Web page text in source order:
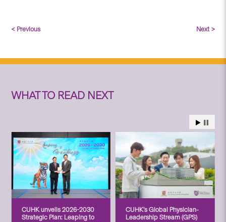
< Previous Next >
WHAT TO READ NEXT
CUHK unveils 2026-2030
Strategic Plan: Leaping to
CUHK’s Global Physician-
Leadership Stream (GPS)